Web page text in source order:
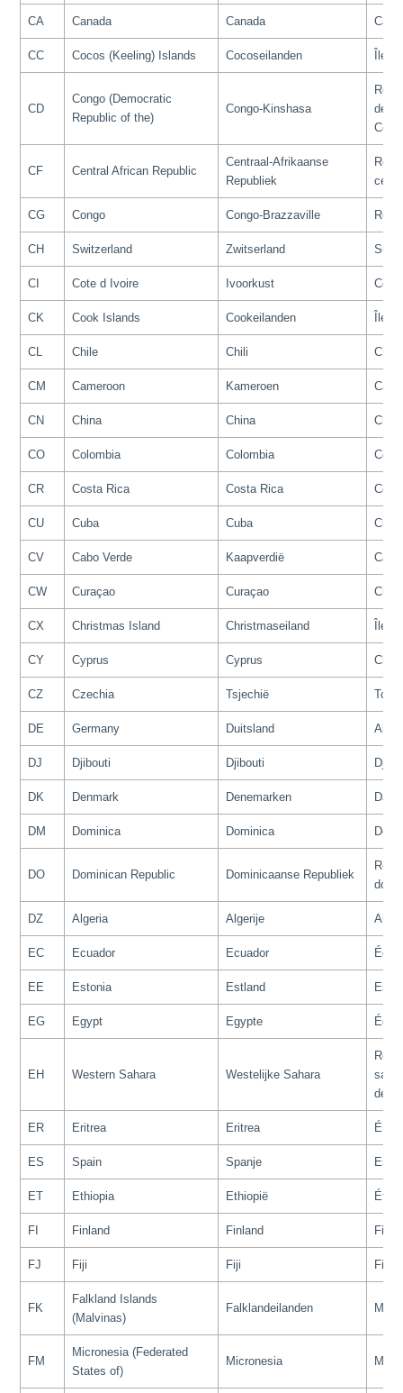
CA Canada Canada
CC Cocos (Keeling) Islands Cocoseilanden Îles
CD
Congo (Democratic
Republic of the)
Congo-Kinshasa
CF Central African Republic
Centraal-Afrikaanse
Republiek
CG Congo Congo-Brazzaville
CH Switzerland Zwitserland
CI Cote d Ivoire Ivoorkust Côte
CK Cook Islands Cookeilanden Îles
CL Chile Chili Chili
CM Cameroon Kameroen
CN China China
CO Colombia Colombia
CR Costa Rica Costa Rica
CU Cuba Cuba Cuba
CV Cabo Verde Kaapverdië Cap-
CW Curaçao Curaçao
CX Christmas Island Christmaseiland Île
CY Cyprus Cyprus
CZ Czechia Tsjechië
DE Germany Duitsland
DJ Djibouti Djibouti
DK Denmark Denemarken
DM Dominica Dominica
DO Dominican Republic Dominicaanse Republiek
DZ Algeria Algerije
EC Ecuador Ecuador
EE Estonia Estland
EG Egypt Egypte
EH Western Sahara Westelijke Sahara
ER Eritrea Eritrea
ES Spain Spanje
ET Ethiopia Ethiopië
FI Finland Finland
FJ Fiji Fiji Fidji
FK
Falkland Islands
(Malvinas)
Falklandeilanden
FM
Micronesia (Federated
States of)
Micronesia